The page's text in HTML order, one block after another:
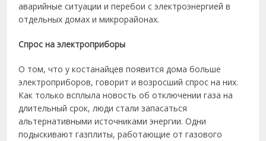
аварийные ситуации и перебои с электроэнергией в
отдельных домах и микрорайонах.
Спрос на электроприборы
О том, что у костанайцев появится дома больше
электроприборов, говорит и возросший спрос на них.
Как только всплыла новость об отключении газа на
длительный срок, люди стали запасаться
альтернативными источниками энергии. Одни
подыскивают газплиты, работающие от газового